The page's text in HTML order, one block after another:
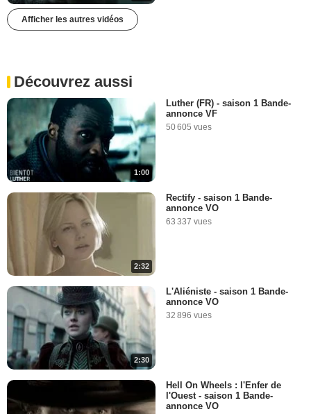
Afficher les autres vidéos
Découvrez aussi
1:00
Luther (FR) - saison 1 Bande-
annonce VF
50 605 vues
2:32
Rectify - saison 1 Bande-
annonce VO
63 337 vues
2:30
L'Aliéniste - saison 1 Bande-
annonce VO
32 896 vues
Hell On Wheels : l'Enfer de
l'Ouest - saison 1 Bande-
annonce VO